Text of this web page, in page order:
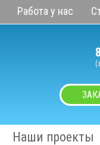
Работа у нас
Наши проекты